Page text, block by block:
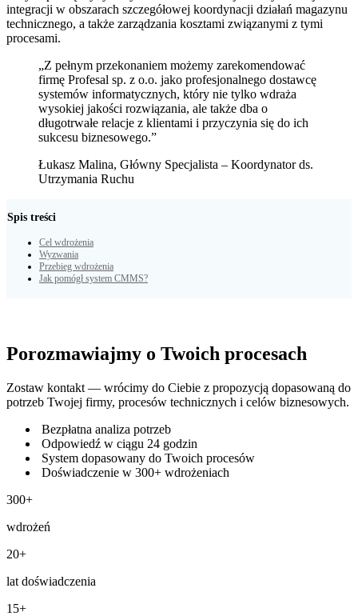
integracji w obszarach szczegółowej koordynacji działań magazynu
technicznego, a także zarządzania kosztami związanymi z tymi
procesami.
„Z pełnym przekonaniem możemy zarekomendować
firmę Profesal sp. z o.o. jako profesjonalnego dostawcę
systemów informatycznych, który nie tylko wdraża
wysokiej jakości rozwiązania, ale także dba o
długotrwałe relacje z klientami i przyczynia się do ich
sukcesu biznesowego.”
Łukasz Malina, Główny Specjalista – Koordynator ds.
Utrzymania Ruchu
Spis treści
Cel wdrożenia
Wyzwania
Przebieg wdrożenia
Jak pomógł system CMMS?
Porozmawiajmy o Twoich procesach
Zostaw kontakt — wrócimy do Ciebie z propozycją dopasowaną do
potrzeb Twojej firmy, procesów technicznych i celów biznesowych.
Bezpłatna analiza potrzeb
Odpowiedź w ciągu 24 godzin
System dopasowany do Twoich procesów
Doświadczenie w 300+ wdrożeniach
300+
wdrożeń
20+
lat doświadczenia
15+